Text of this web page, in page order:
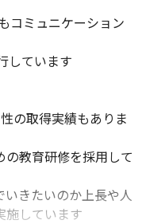
コミュニケーション
しています
の取得実績もありま
の教育研修を採用して
いきたいのか上長や人
施しています